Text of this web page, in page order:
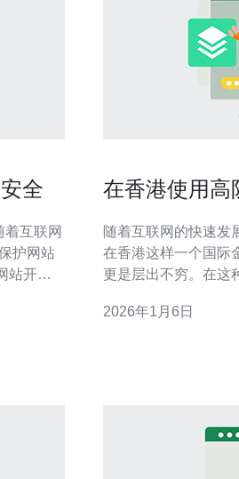
全
护网站
站开始
用CDN
在香港使用高
随着互联网的快速发
在香港这样一个国际
更是层出不穷。在这
服务器的优势与使用技巧。 首先，高防服务
2026年1月6日